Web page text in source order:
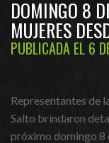
DOMINGO 8
MUJERES
PUBLICADA EL 6
Representantes de
Salto brindaron
próximo domingo 8